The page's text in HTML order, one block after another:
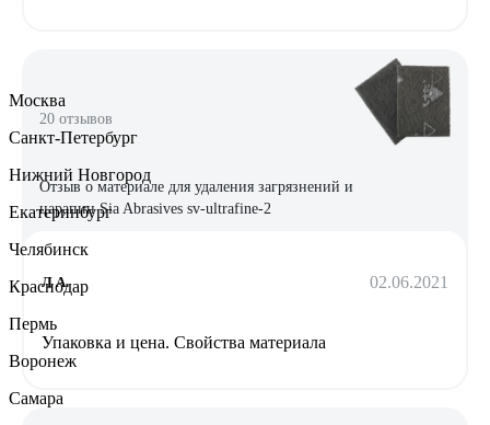
20 отзывов
Отзыв о материале для удаления загрязнений и
царапин Sia Abrasives sv-ultrafine-2
Л А. 02.06.2021
Упаковка и цена. Свойства материала
Москва
Санкт-Петербург
Нижний Новгород
Екатеринбург
Челябинск
Краснодар
Пермь
Воронеж
Самара